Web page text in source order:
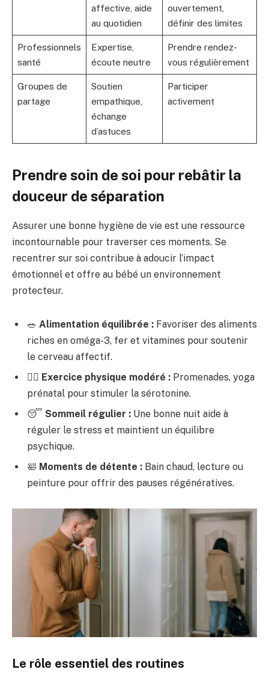
affective, aide
au quotidien
ouvertement,
définir des limites
Professionnels
santé
Expertise,
écoute neutre
Prendre rendez-
vous régulièrement
Groupes de
partage
Soutien
empathique,
échange
d’astuces
Participer
activement
Prendre soin de soi pour rebâtir la
douceur de séparation
Assurer une bonne hygiène de vie est une ressource
incontournable pour traverser ces moments. Se
recentrer sur soi contribue à adoucir l’impact
émotionnel et offre au bébé un environnement
protecteur.
🥗 Alimentation équilibrée : Favoriser des aliments
riches en oméga-3, fer et vitamines pour soutenir
le cerveau affectif.
🚶‍♀️ Exercice physique modéré : Promenades, yoga
prénatal pour stimuler la sérotonine.
😴 Sommeil régulier : Une bonne nuit aide à
réguler le stress et maintient un équilibre
psychique.
🛀 Moments de détente : Bain chaud, lecture ou
peinture pour offrir des pauses régénératives.
Le rôle essentiel des routines